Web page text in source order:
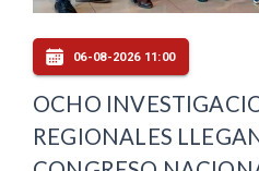
06-08-2026 11:00
OCHO
REGIONALES